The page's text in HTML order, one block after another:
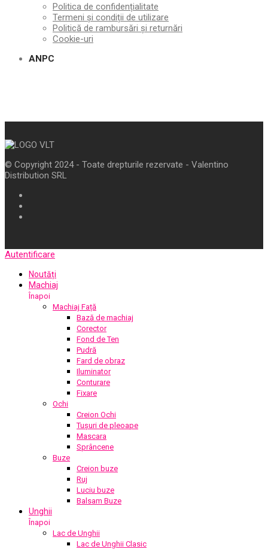
Politica de confidențialitate
Termeni și condiții de utilizare
Politică de rambursări și returnări
Cookie-uri
ANPC
© Copyright 2024 - Toate drepturile rezervate - Valentino
Distribution SRL
Autentificare
Noutăți
Machiaj
Înapoi
Machiaj Față
Bază de machiaj
Corector
Fond de Ten
Pudră
Fard de obraz
Iluminator
Conturare
Fixare
Ochi
Creion Ochi
Tușuri de pleoape
Mascara
Sprâncene
Buze
Creion buze
Ruj
Luciu buze
Balsam Buze
Unghii
Înapoi
Lac de Unghii
Lac de Unghii Clasic